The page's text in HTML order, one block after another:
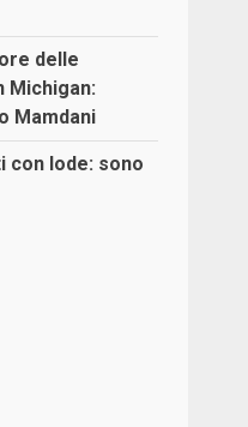
delle
Michigan:
Mamdani
con lode: sono